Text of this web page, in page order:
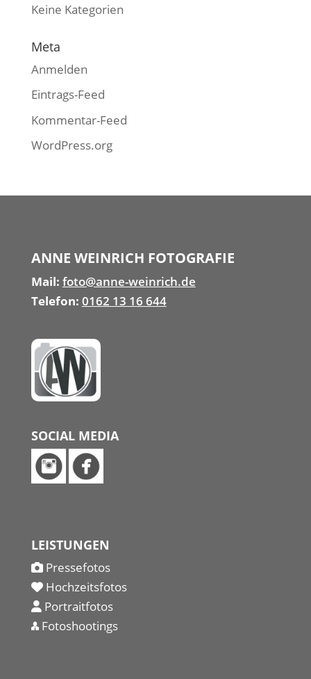
Keine Kategorien
Meta
Anmelden
Eintrags-Feed
Kommentar-Feed
WordPress.org
ANNE WEINRICH FOTOGRAFIE
Mail: foto@anne-weinrich.de
Telefon: 0162 13 16 644
SOCIAL MEDIA
LEISTUNGEN
Pressefotos
Hochzeitsfotos
Portraitfotos
Fotoshootings